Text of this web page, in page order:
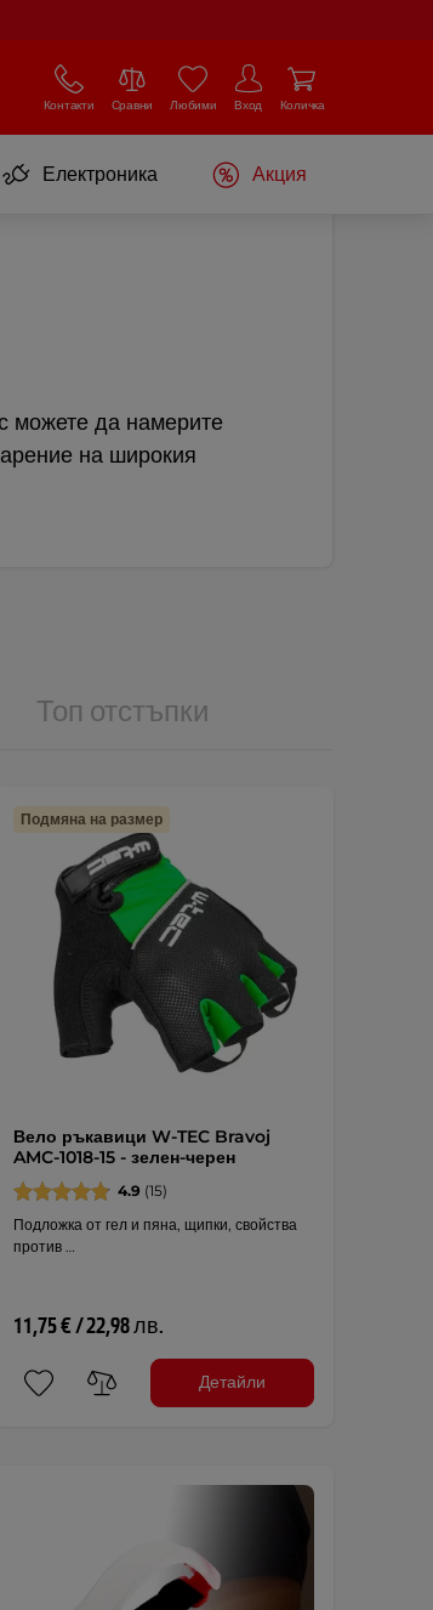
Контакти Сравни Любими Вход Количка
Електроника Акция
можете да намерите
на широкия
Топ отстъпки
Подмяна на размер
Вело ръкавици W-TEC Bravoj
AMC-1018-15 - зелен-черен
4.9 (15)
Подложка от гел и пяна, щипки, свойства
против …
11,75 € / 22,98 лв.
Детайли